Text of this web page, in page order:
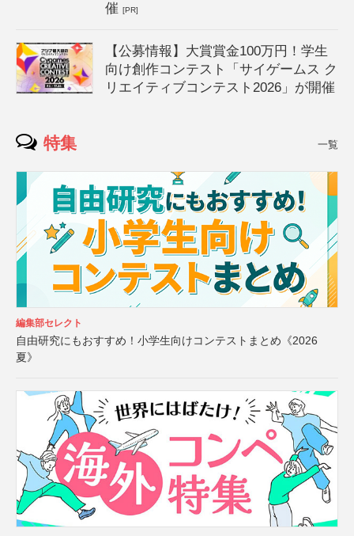
催[PR]
【公募情報】大賞賞金100万円！学生
向け創作コンテスト「サイゲームス ク
リエイティブコンテスト2026」が開催
特集 一覧
編集部セレクト
自由研究にもおすすめ！小学生向けコンテストまとめ《2026
夏》